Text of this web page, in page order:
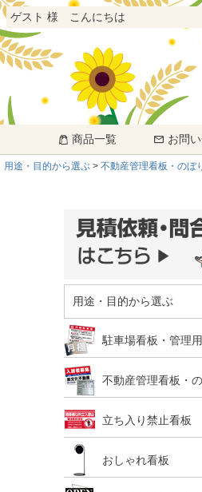
ゲスト 様 こんにちは
商品一覧 お問
用途・目的から選ぶ 不動産管理看板・のぼ
用途・目的から選ぶ
駐車場看板・管理
不動産管理看板・
立ち入り禁止看板
おしゃれ看板